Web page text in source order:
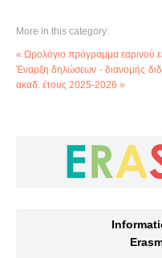
More in this category:
« Ωρολόγιο πρόγραμμα εαρινού
Έναρξη δηλώσεων - διανομής
ακαδ. έτους 2025-2026 »